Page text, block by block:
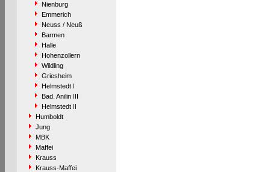
Nienburg
Emmerich
Neuss / Neuß
Barmen
Halle
Hohenzollern
Wildling
Griesheim
Helmstedt I
Bad. Anilin III
Helmstedt II
Humboldt
Jung
MBK
Maffei
Krauss
Krauss-Maffei